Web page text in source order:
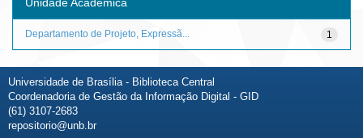
1
Departamento de Projeto, Expressã...
Universidade de Brasília - Biblioteca Central
Coordenadoria de Gestão da Informação Digital - GID
(61) 3107-2683
repositorio@unb.br